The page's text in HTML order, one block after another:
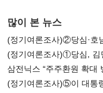
많이 본 뉴스
(정기여론조사)②당심·호
(정기여론조사)①당심, 김
지지도 '50% 아래로'(종합)
삼전닉스 “주주환원 확대
보내
(정기여론조사)⑤이 대통